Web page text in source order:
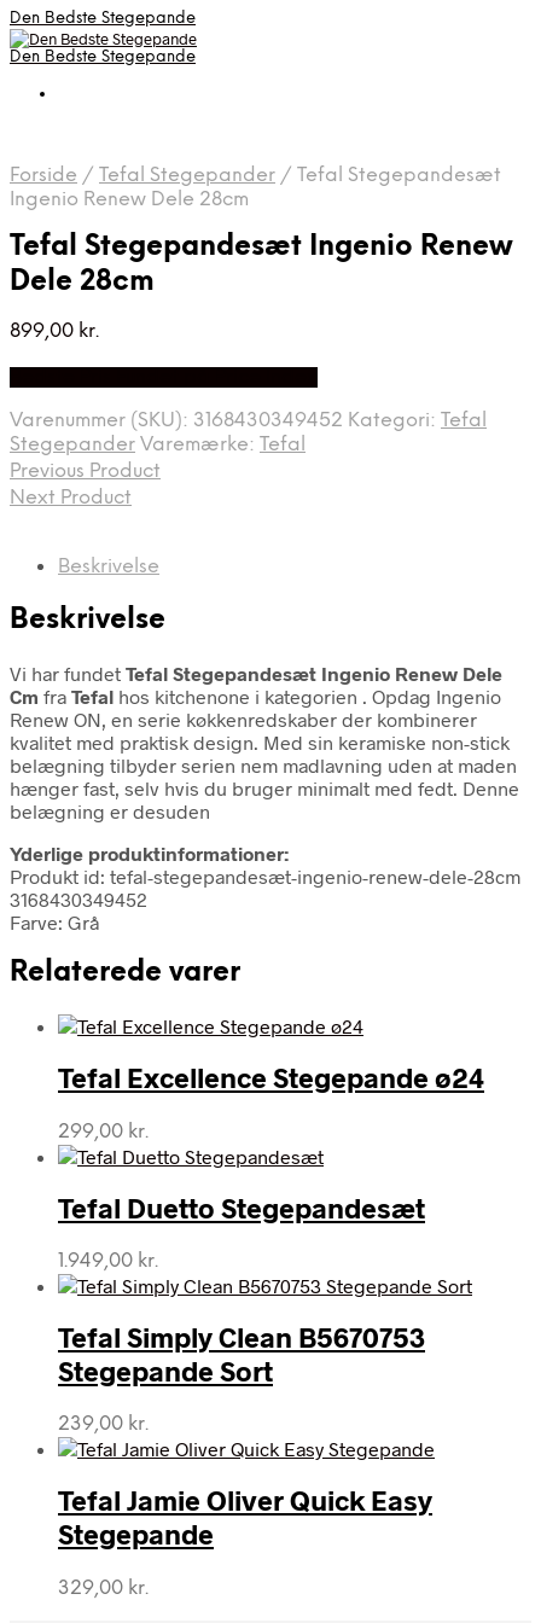
Den Bedste Stegepande
Den Bedste Stegepande
Forside / Tefal Stegepander / Tefal Stegepandesæt
Ingenio Renew Dele 28cm
Tefal Stegepandesæt Ingenio Renew
Dele 28cm
899,00 kr.
Varenummer (SKU): 3168430349452 Kategori: Tefal
Stegepander Varemærke: Tefal
Previous Product
Next Product
Beskrivelse
Beskrivelse
Vi har fundet Tefal Stegepandesæt Ingenio Renew Dele
Cm fra Tefal hos kitchenone i kategorien . Opdag Ingenio
Renew ON, en serie køkkenredskaber der kombinerer
kvalitet med praktisk design. Med sin keramiske non-stick
belægning tilbyder serien nem madlavning uden at maden
hænger fast, selv hvis du bruger minimalt med fedt. Denne
belægning er desuden
Yderlige produktinformationer:
Produkt id: tefal-stegepandesæt-ingenio-renew-dele-28cm
3168430349452
Farve: Grå
Relaterede varer
Tefal Excellence Stegepande ø24
299,00 kr.
Tefal Duetto Stegepandesæt
1.949,00 kr.
Tefal Simply Clean B5670753
Stegepande Sort
239,00 kr.
Tefal Jamie Oliver Quick Easy
Stegepande
329,00 kr.